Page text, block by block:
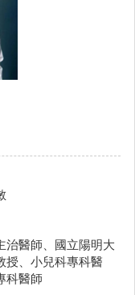
治醫師、國立陽明大
授、小兒科專科醫
科醫師